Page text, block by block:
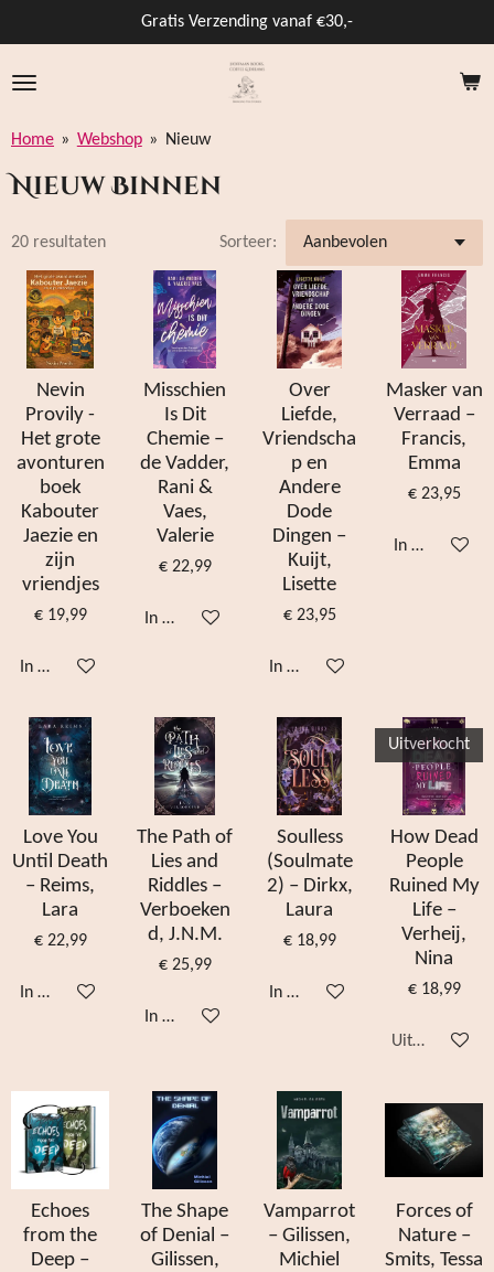
direct
naar
hoofdinhoud
Gratis Verzending vanaf €30,-
Home » Webshop » Nieuw
Nieuw Binnen
20 resultaten Sorteer:
Nevin
Provily -
Het grote
avonturen
boek
Kabouter
Jaezie en
zijn
vriendjes
€ 19,99
In winkelwagen
Misschien
Is Dit
Chemie –
de Vadder,
Rani &
Vaes,
Valerie
€ 22,99
In winkelwagen
Over
Liefde,
Vriendscha
p en
Andere
Dode
Dingen –
Kuijt,
Lisette
€ 23,95
In winkelwagen
Masker van
Verraad –
Francis,
Emma
€ 23,95
In
Love You
Until Death
– Reims,
Lara
€ 22,99
In winkelwagen
The Path of
Lies and
Riddles –
Verboeken
d, J.N.M.
€ 25,99
In winkelwagen
Soulless
(Soulmate
2) – Dirkx,
Laura
€ 18,99
In winkelwagen
Uitverkocht
How Dead
People
Ruined My
Life –
Verheij,
Nina
€ 18,99
Uitverkocht
Echoes
from the
Deep –
The Shape
of Denial –
Gilissen,
Vamparrot
– Gilissen,
Michiel
Forces of
Nature –
Smits, Tessa